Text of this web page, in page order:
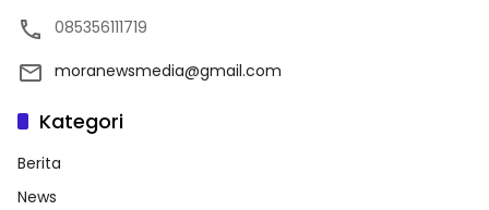
085356111719
moranewsmedia@gmail.com
Kategori
Berita
News